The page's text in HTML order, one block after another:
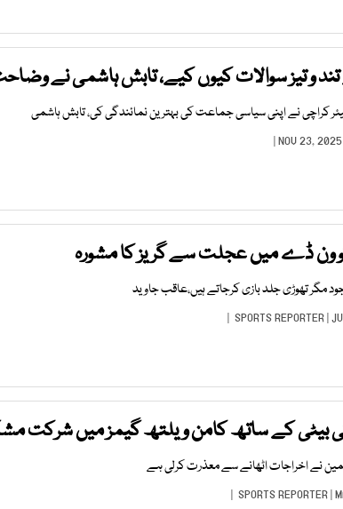
و تیز سوالات کیوں کیے، تابش ہاشمی نے
کراچی نے اپنی سیاسی جماعت کی بہترین نمائندگی کی، تابش ہاشمی
ون ڈے میں عجلت سے گریز کا مشورہ
مگر تھوڑی جلد بازی کرجاتے ہیں،عاقب جاوید
SPORTS REPORTER|
بیٹی کے ساتھ کامن ویلتھ گیمز میں شرکت
نے اخراجات اٹھانے سے معذرت کرلی ہے
SPORTS REPORTER|